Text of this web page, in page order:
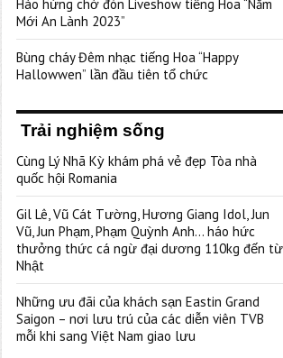
Hào hứng chờ đón Liveshow tiếng Hoa “Năm
Mới An Lành 2023”
Bùng cháy Đêm nhạc tiếng Hoa “Happy
Hallowwen” lần đầu tiên tổ chức
Trải nghiệm sống
Cùng Lý Nhã Kỳ khám phá vẻ đẹp Tòa nhà
quốc hội Romania
Gil Lê, Vũ Cát Tường, Hương Giang Idol, Jun
Vũ, Jun Phạm, Phạm Quỳnh Anh… háo hức
thưởng thức cá ngừ đại dương 110kg đến từ
Nhật
Những ưu đãi của khách sạn Eastin Grand
Saigon – nơi lưu trú của các diễn viên TVB
mỗi khi sang Việt Nam giao lưu